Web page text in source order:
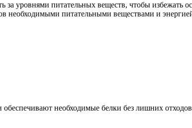
за уровнями питательных веществ, чтобы
необходимыми питательными веществами и
необходимые белки без лишних